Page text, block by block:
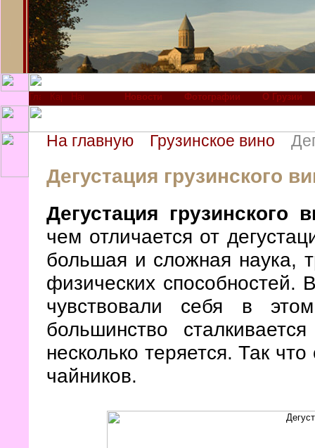
Новости Фотографии О Грузии
На главную Грузинское вино
Дегустация грузинского
Дегустация грузинского
чем отличается от
большая и сложная наука,
физических способностей.
чувствовали себя в
большинство
несколько теряется. Так
чайников.